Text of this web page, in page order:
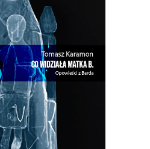
MATKA B.
i teraźniejszość
w niekończącym się
cyklu…
zł 33.15zł
DO KOSZYKA